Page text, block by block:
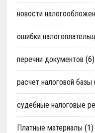
новости
ошибки
перечни документов (6)
расчет налоговой базы
судебные налоговые
Платные материалы (1)